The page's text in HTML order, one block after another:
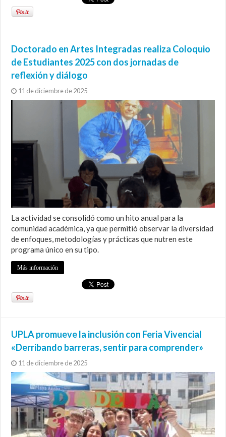
Doctorado en Artes Integradas realiza Coloquio
de Estudiantes 2025 con dos jornadas de
reflexión y diálogo
11 de diciembre de 2025
La actividad se consolidó como un hito anual para la
comunidad académica, ya que permitió observar la diversidad
de enfoques, metodologías y prácticas que nutren este
programa único en su tipo.
Más información
UPLA promueve la inclusión con Feria Vivencial
«Derribando barreras, sentir para comprender»
11 de diciembre de 2025